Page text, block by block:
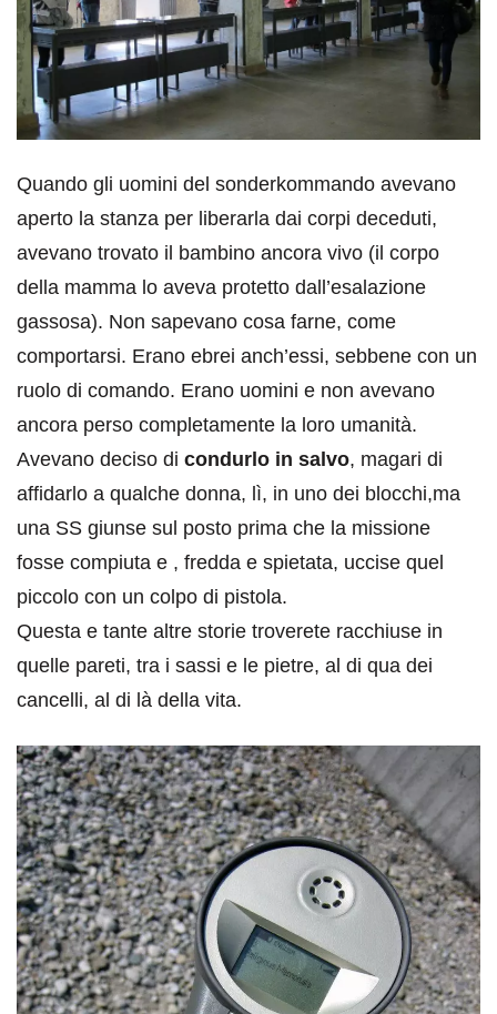
Quando gli uomini del sonderkommando avevano
aperto la stanza per liberarla dai corpi deceduti,
avevano trovato il bambino ancora vivo (il corpo
della mamma lo aveva protetto dall’esalazione
gassosa). Non sapevano cosa farne, come
comportarsi. Erano ebrei anch’essi, sebbene con un
ruolo di comando. Erano uomini e non avevano
ancora perso completamente la loro umanità.
Avevano deciso di condurlo in salvo, magari di
affidarlo a qualche donna, lì, in uno dei blocchi,ma
una SS giunse sul posto prima che la missione
fosse compiuta e , fredda e spietata, uccise quel
piccolo con un colpo di pistola.
Questa e tante altre storie troverete racchiuse in
quelle pareti, tra i sassi e le pietre, al di qua dei
cancelli, al di là della vita.